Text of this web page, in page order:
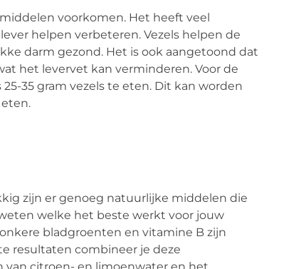
voorkomen. Het heeft veel
helpen verbeteren. Vezels helpen de
darm gezond. Het is ook aangetoond dat
het levervet kan verminderen. Voor de
35 gram vezels te eten. Dit kan worden
zijn er genoeg natuurlijke middelen die
welke het beste werkt voor jouw
bladgroenten en vitamine B zijn
resultaten combineer je deze